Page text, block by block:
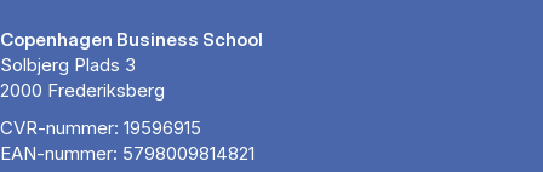
Copenhagen Business School
Solbjerg Plads 3
2000 Frederiksberg
CVR-nummer: 19596915
EAN-nummer: 5798009814821